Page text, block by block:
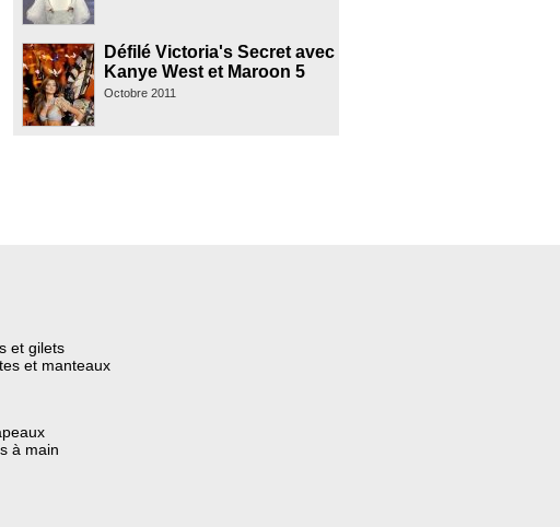
Défilé Victoria's Secret avec
Kanye West et Maroon 5
Octobre 2011
et gilets
et manteaux
à main